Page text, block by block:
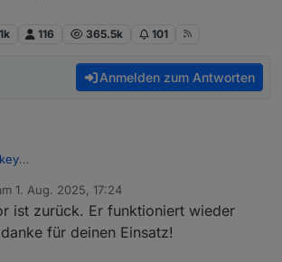
116 365.5k 101
Anmelden zum Antworten
1. Aug. 2025, 17:24
von
ist zurück. Er funktioniert wieder
für deinen Einsatz!